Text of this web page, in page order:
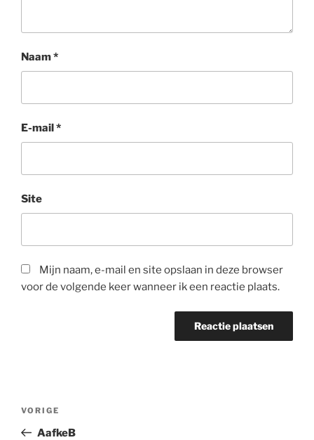
Naam*
E-mail*
Site
Mijn naam, e-mail en site opslaan in deze browser
voor de volgende keer wanneer ik een reactie plaats.
Vorig
bericht
VORIGE
AafkeB